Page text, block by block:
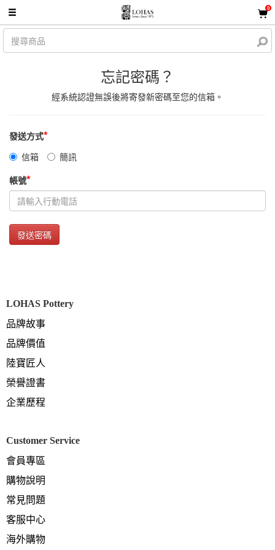
0
忘記密碼？
經系統認證無誤後將寄發新密碼至您的信箱 。
發送方式*
信箱
簡訊
帳號*
LOHAS Pottery
品牌故事
品牌價值
陸寶匠人
榮譽證書
企業歷程
Customer Service
會員專區
購物說明
常見問題
客服中心
海外購物